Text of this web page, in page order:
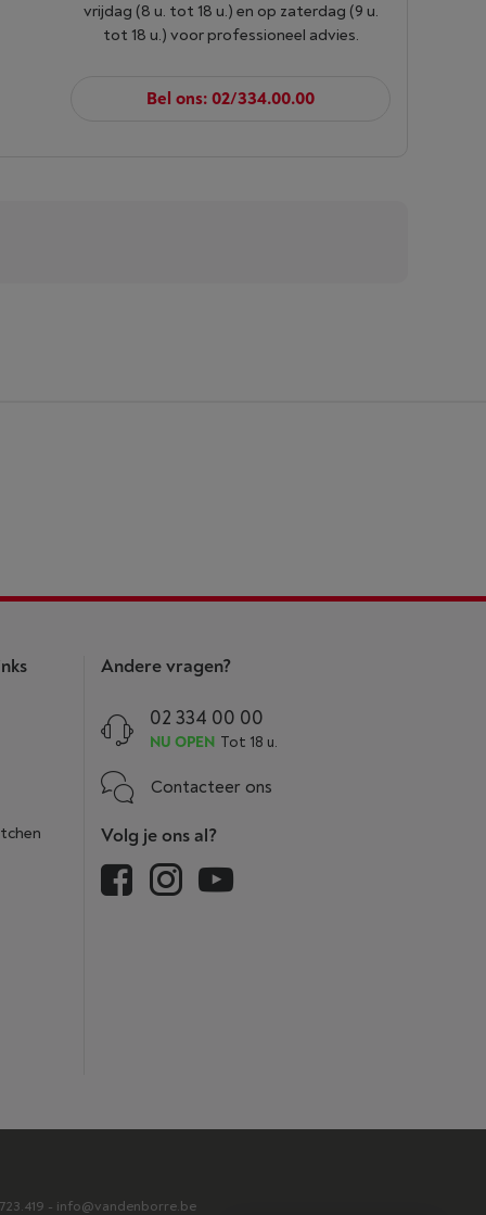
vrijdag (8 u. tot 18 u.) en op zaterdag (9 u.
tot 18 u.) voor professioneel advies.
Bel ons: 02/334.00.00
Andere vragen?
02 334 00 00
NU OPEN Tot 18 u.
Contacteer ons
Volg je ons al?
- info@vandenborre.be